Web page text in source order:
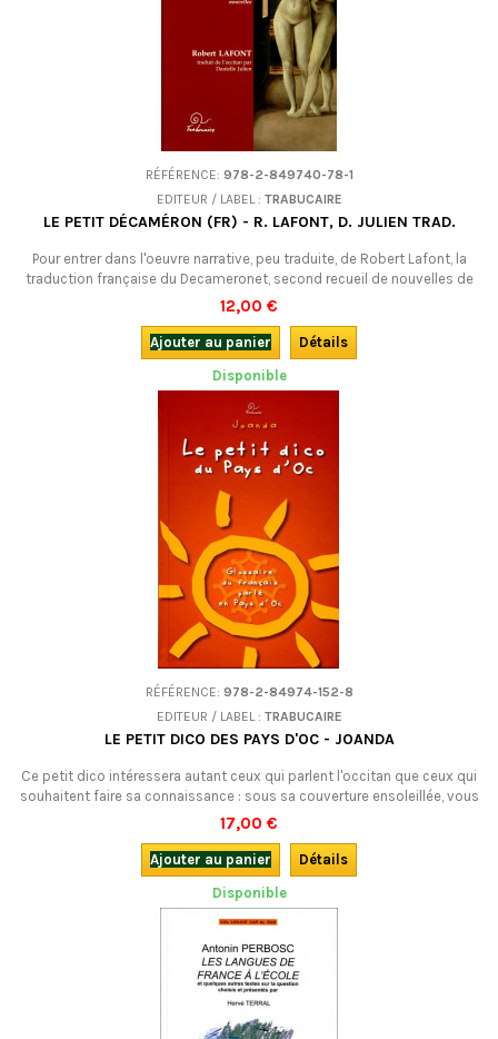
RÉFÉRENCE: 978-2-849740-78-1
EDITEUR / LABEL : TRABUCAIRE
LE PETIT DÉCAMÉRON (FR) - R. LAFONT, D. JULIEN TRAD.
Pour entrer dans l'oeuvre narrative, peu traduite, de Robert Lafont, la
traduction française du Decameronet, second recueil de nouvelles de
l'auteur, paru en 1983. ATTENTION : STOCK TRÈS LIMITÉ !
12,00 €
Ajouter au panier
Détails
Disponible
RÉFÉRENCE: 978-2-84974-152-8
EDITEUR / LABEL : TRABUCAIRE
LE PETIT DICO DES PAYS D'OC - JOANDA
Ce petit dico intéressera autant ceux qui parlent l'occitan que ceux qui
souhaitent faire sa connaissance : sous sa couverture ensoleillée, vous
trouverez toutes sortes d'expressions employées dans le "français du
Midi" (autrement dit parlé en Occitanie), expliquées et commentées.
C'est souvent drôle et tout le monde y apprend quelque chose !
17,00 €
Ajouter au panier
Détails
Disponible